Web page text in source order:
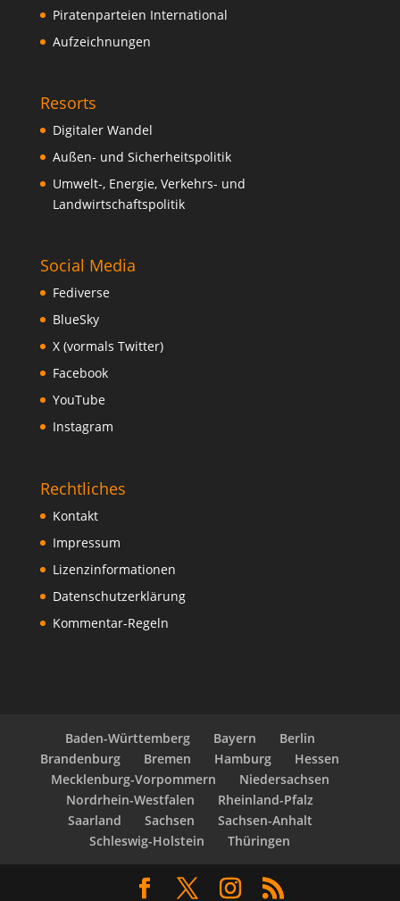
Piratenparteien International
Aufzeichnungen
Resorts
Digitaler Wandel
Außen- und Sicherheitspolitik
Umwelt-, Energie, Verkehrs- und
Landwirtschaftspolitik
Social Media
Fediverse
BlueSky
X (vormals Twitter)
Facebook
YouTube
Instagram
Rechtliches
Kontakt
Impressum
Lizenzinformationen
Datenschutzerklärung
Kommentar-Regeln
Baden-Württemberg Bayern
Berlin
Brandenburg
Bremen Hamburg
Hessen
Mecklenburg-Vorpommern
Niedersachsen
Nordrhein-Westfalen
Rheinland-Pfalz
Saarland
Sachsen
Sachsen-Anhalt
Schleswig-Holstein
Thüringen